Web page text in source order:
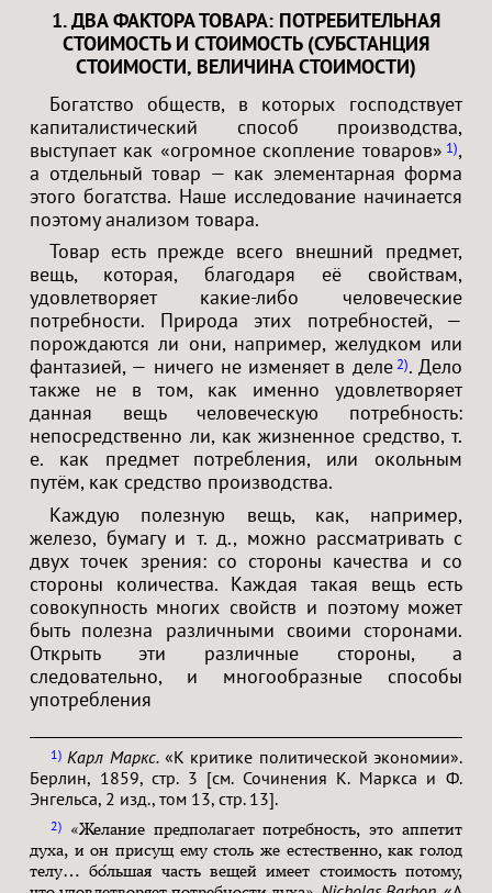
1. ДВА ФАКТОРА ТОВАРА: ПОТРЕБИТЕЛЬНАЯ
СТОИМОСТЬ И СТОИМОСТЬ (СУБСТАНЦИЯ
СТОИМОСТИ, ВЕЛИЧИНА СТОИМОСТИ)
Богатство обществ, в которых господствует
капиталистический способ производства,
выступает как «огромное скопление товаров» 1 ,
а отдельный товар — как элементарная форма
этого богатства. Наше исследование начинается
поэтому анализом товара.
Товар есть прежде всего внешний предмет,
вещь, которая, благодаря её свойствам,
удовлетворяет какие-либо человеческие
потребности. Природа этих потребностей, —
порождаются ли они, например, желудком или
фантазией, — ничего не изменяет в деле 2 . Дело
также не в том, как именно удовлетворяет
данная вещь человеческую потребность:
непосредственно ли, как жизненное средство, т.
е. как предмет потребления, или окольным
путём, как средство производства.
Каждую полезную вещь, как, например,
железо, бумагу и т. д., можно рассматривать с
двух точек зрения: со стороны качества и со
стороны количества. Каждая такая вещь есть
совокупность многих свойств и поэтому может
быть полезна различными своими сторонами.
Открыть эти различные стороны, а
следовательно, и многообразные способы
употребления
1 Карл Маркс.«К критике политической экономии».
Берлин, 1859, стр. 3 [см. Сочинения К. Маркса и Ф.
Энгельса, 2 изд., том 13, стр. 13].
2
«Желание предполагает потребность, это аппетит
духа, и он присущ ему столь же естественно, как голод
телу… бо́льшая часть вещей имеет стоимость потому,